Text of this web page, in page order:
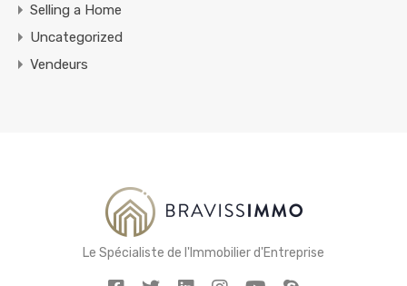
Selling a Home
Uncategorized
Vendeurs
Le Spécialiste de l'Immobilier d'Entreprise